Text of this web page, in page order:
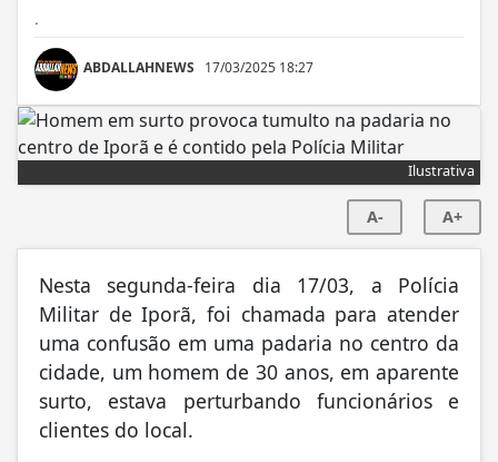
.
ABDALLAHNEWS 17/03/2025 18:27
Ilustrativa
A- A+
Nesta segunda-feira dia 17/03, a Polícia
Militar de Iporã, foi chamada para atender
uma confusão em uma padaria no centro da
cidade, um homem de 30 anos, em aparente
surto, estava perturbando funcionários e
clientes do local.